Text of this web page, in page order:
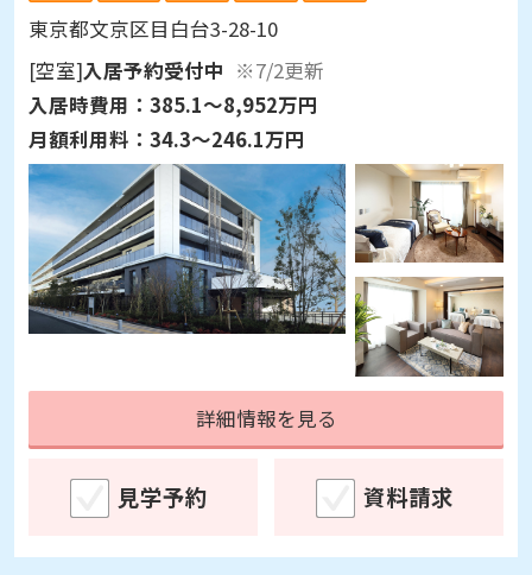
東京都文京区目白台3-28-10
[空室]入居予約受付中 ※7/2更新
入居時費用： 385.1～8,952万円
月額利用料： 34.3～246.1万円
詳細情報を見る
見学予約 資料請求